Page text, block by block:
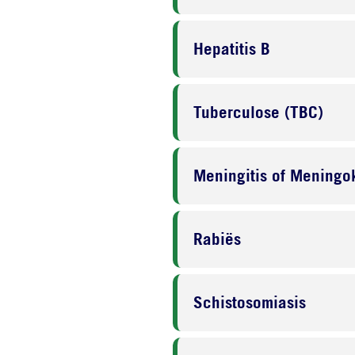
Hepatitis B
Tuberculose (TBC)
Meningitis of
Rabiës
Schistosomiasis